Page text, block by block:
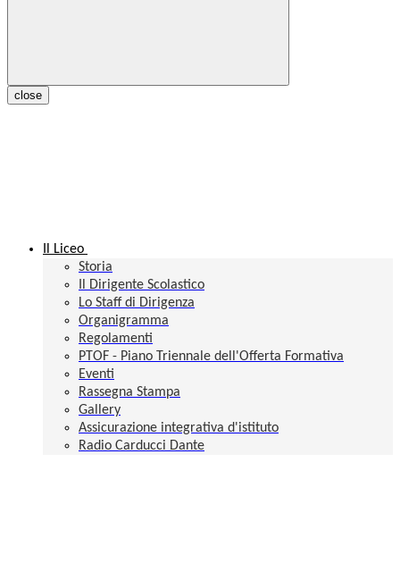
close
Il Liceo
Storia
Il Dirigente Scolastico
Lo Staff di Dirigenza
Organigramma
Regolamenti
PTOF - Piano Triennale dell'Offerta Formativa
Eventi
Rassegna Stampa
Gallery
Assicurazione integrativa d'istituto
Radio Carducci Dante